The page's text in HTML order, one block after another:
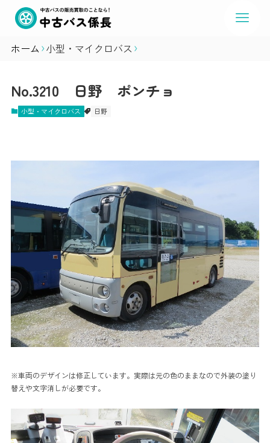
ホーム 小型・マイクロバス
No.3210 日野 ポンチョ
小型・マイクロバス 日野
※車両のデザインは修正しています。実際は元の色のままなので外装の塗り
替えや文字消しが必要です。